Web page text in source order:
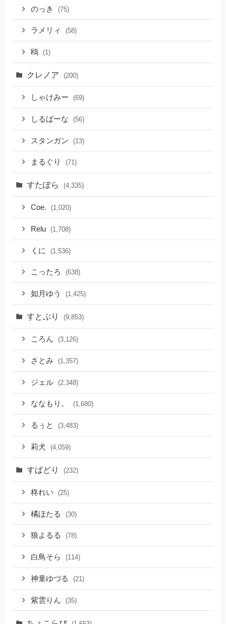
のっき (75)
ラメリィ (58)
鴎 (1)
クレノア (200)
しゃけみー (69)
しるばーな (56)
スタンガン (13)
まるぐり (71)
すたぽら (4,335)
Coe. (1,020)
Relu (1,708)
くに (1,536)
こったろ (638)
如月ゆう (1,425)
すとぷり (9,853)
ころん (3,126)
さとみ (1,357)
ジェル (2,348)
ななもり。 (1,680)
るぅと (3,483)
莉犬 (4,059)
すぱどり (232)
柊れい (25)
橘ほたる (30)
狼よるる (78)
白鳥そら (114)
神童ゆづる (21)
紫雲りん (35)